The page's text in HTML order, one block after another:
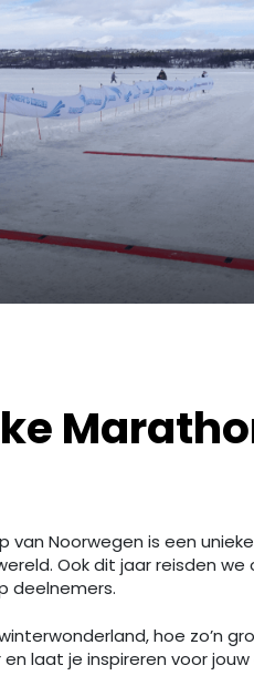
van Noorwegen is een
Ook dit jaar reisden we
deelnemers.
hoe zo’n
laat je inspireren voor jouw